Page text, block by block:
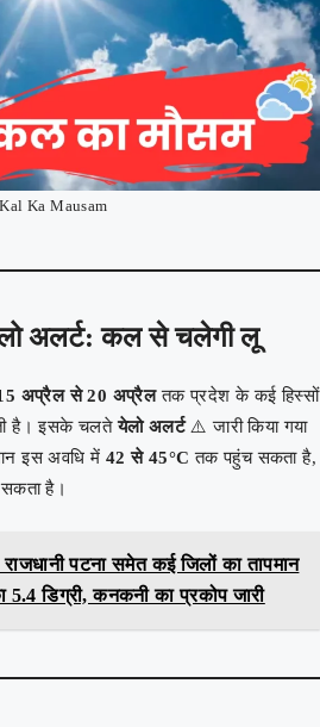
Kal Ka Mausam
अलर्ट: कल से चलेगी लू
अप्रैल से 20 अप्रैलतक प्रदेश के कई हिस्सों
है। इसके चलतेयेलो अलर्ट⚠️ जारी किया गया
इस अवधि में 42 से 45°C तक पहुंच सकता है,
है।
राजधानी पटना समेत कई जिलों का तापमान
5.4 डिग्री, कनकनी का प्रकोप जारी